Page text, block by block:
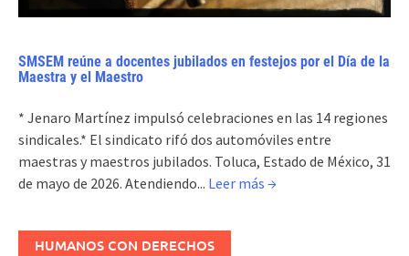
SMSEM reúne a docentes jubilados en festejos por el Día de la
Maestra y el Maestro
* Jenaro Martínez impulsó celebraciones en las 14 regiones
sindicales.* El sindicato rifó dos automóviles entre
maestras y maestros jubilados. Toluca, Estado de México, 31
de mayo de 2026. Atendiendo... Leer más →
HUMANOS CON DERECHOS